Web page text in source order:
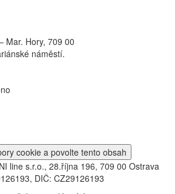
Mar. Hory, 709 00
náměstí.
cookie a povolte tento obsah
line s.r.o., 28.října 196, 709 00 Ostrava
DIČ: CZ29126193